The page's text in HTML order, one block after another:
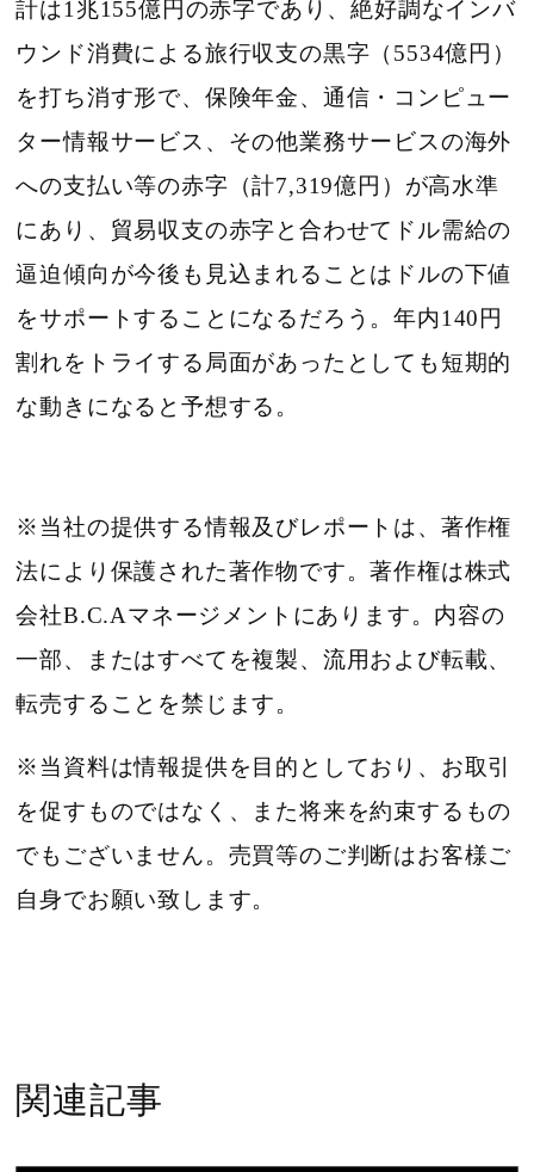
計は1兆155億円の赤字であり、絶好調なインバ
ウンド消費による旅行収支の黒字（5534億円）
を打ち消す形で、保険年金、通信・コンピュー
ター情報サービス、その他業務サービスの海外
への支払い等の赤字（計7,319億円）が高水準
にあり、貿易収支の赤字と合わせてドル需給の
逼迫傾向が今後も見込まれることはドルの下値
をサポートすることになるだろう。年内140円
割れをトライする局面があったとしても短期的
な動きになると予想する。
※当社の提供する情報及びレポートは、著作権
法により保護された著作物です。著作権は株式
会社B.C.Aマネージメントにあります。内容の
一部、またはすべてを複製、流用および転載、
転売することを禁じます。
※当資料は情報提供を目的としており、お取引
を促すものではなく、また将来を約束するもの
でもございません。売買等のご判断はお客様ご
自身でお願い致します。
関連記事